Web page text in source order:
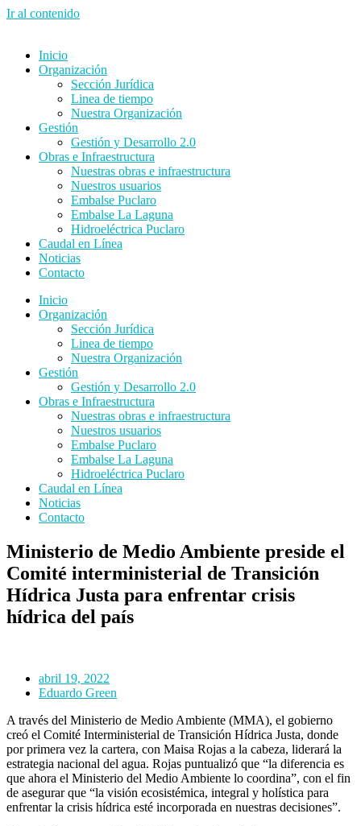
Ir al contenido
Inicio
Organización
Sección Jurídica
Linea de tiempo
Nuestra Organización
Gestión
Gestión y Desarrollo 2.0
Obras e Infraestructura
Nuestras obras e infraestructura
Nuestros usuarios
Embalse Puclaro
Embalse La Laguna
Hidroeléctrica Puclaro
Caudal en Línea
Noticias
Contacto
Inicio
Organización
Sección Jurídica
Linea de tiempo
Nuestra Organización
Gestión
Gestión y Desarrollo 2.0
Obras e Infraestructura
Nuestras obras e infraestructura
Nuestros usuarios
Embalse Puclaro
Embalse La Laguna
Hidroeléctrica Puclaro
Caudal en Línea
Noticias
Contacto
Ministerio de Medio Ambiente preside el
Comité interministerial de Transición
Hídrica Justa para enfrentar crisis
hídrica del país
abril 19, 2022
Eduardo Green
A través del Ministerio de Medio Ambiente (MMA), el gobierno
creó el Comité Interministerial de Transición Hídrica Justa, donde
por primera vez la cartera, con Maisa Rojas a la cabeza, liderará la
estrategia nacional del agua. Rojas puntualizó que “la diferencia es
que ahora el Ministerio del Medio Ambiente lo coordina”, con el fin
de asegurar que “la visión ecosistémica, integral y holística para
enfrentar la crisis hídrica esté incorporada en nuestras decisiones”.